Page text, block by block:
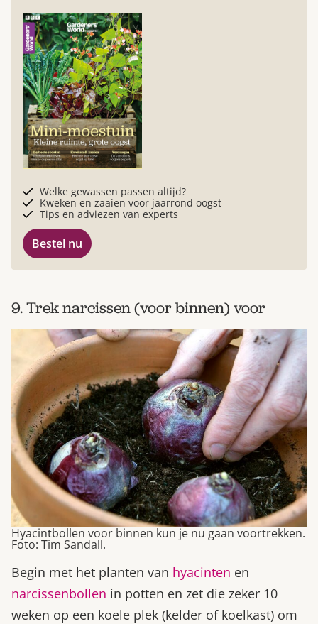
Welke gewassen passen altijd?
Kweken en zaaien voor jaarrond oogst
Tips en adviezen van experts
Bestel nu
9. Trek narcissen (voor binnen) voor
Hyacintbollen voor binnen kun je nu gaan voortrekken.
Foto: Tim Sandall.
Begin met het planten van hyacinten en
narcissenbollen in potten en zet die zeker 10
weken op een koele plek (kelder of koelkast) om